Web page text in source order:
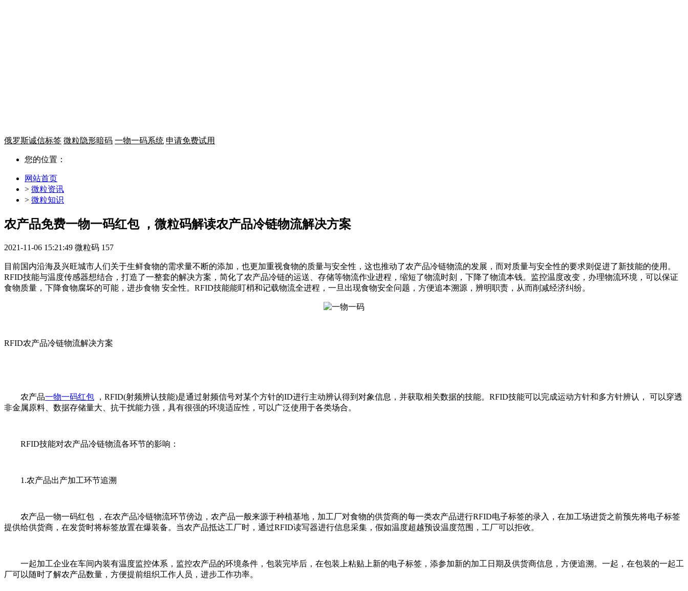
俄罗斯诚信标签 微粒隐形暗码 一物一码系统 申请免费试用
您的位置：
网站首页
> 微粒资讯
> 微粒知识
农产品免费一物一码红包 ，微粒码解读农产品冷链物流解决方案
2021-11-06 15:21:49 微粒码 157
目前国内沿海及兴旺城市人们关于生鲜食物的需求量不断的添加，也更加重视食物的质量与安全性，这也推动了农产品冷链物流的发展，而对质量与安全性的要求则促进了新技能的使用。
RFID技能与温度传感器想结合，打造了一整套的解决方案，简化了农产品冷链的运送、存储等物流作业进程，缩短了物流时刻，下降了物流本钱。监控温度改变，办理物流环境，可以保证
食物质量，下降食物腐坏的可能，进步食物 安全性。RFID技能能盯梢和记载物流全进程，一旦出现食物安全问题，方便追本溯源，辨明职责，从而削减经济纠纷。
RFID农产品冷链物流解决方案
农产品一物一码红包 ，RFID(射频辨认技能)是通过射频信号对某个方针的ID进行主动辨认得到对象信息，并获取相关数据的技能。RFID技能可以完成运动方针和多方针辨认， 可以穿透
非金属原料、数据存储量大、抗干扰能力强，具有很强的环境适应性，可以广泛使用于各类场合。
RFID技能对农产品冷链物流各环节的影响：
1.农产品出产加工环节追溯
农产品一物一码红包 ，在农产品冷链物流环节傍边，农产品一般来源于种植基地，加工厂对食物的供货商的每一类农产品进行RFID电子标签的录入，在加工场进货之前预先将电子标签
提供给供货商，在发货时将标签放置在爆装备。当农产品抵达工厂时，通过RFID读写器进行信息采集，假如温度超越预设温度范围，工厂可以拒收。
一起加工企业在车间内装有温度监控体系，监控农产品的环境条件，包装完毕后，在包装上粘贴上新的电子标签，添参加新的加工日期及供货商信息，方便追溯。一起，在包装的一起工
厂可以随时了解农产品数量，方便提前组织工作人员，进步工作功率。